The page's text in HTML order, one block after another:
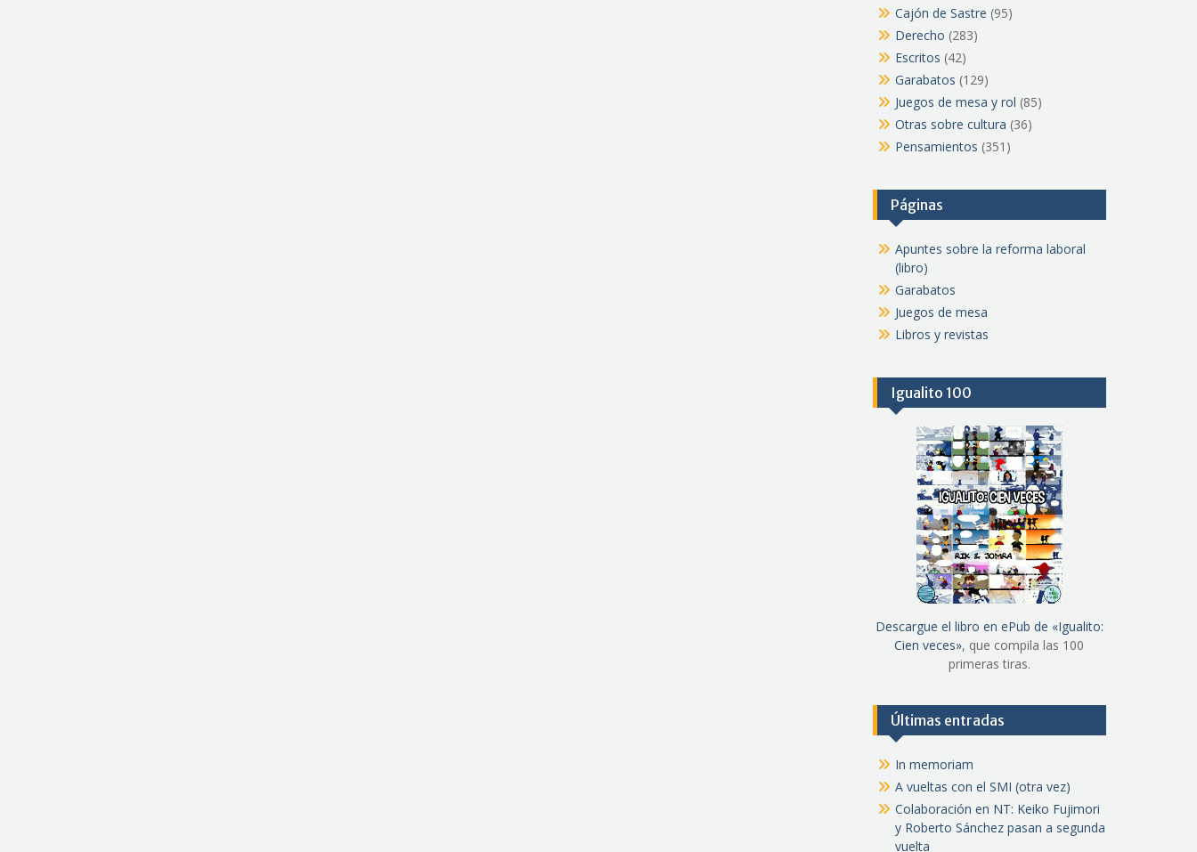
Cajón de Sastre (95)
Derecho (283)
Escritos (42)
Garabatos (129)
Juegos de mesa y rol (85)
Otras sobre cultura (36)
Pensamientos (351)
Páginas
Apuntes sobre la reforma laboral
(libro)
Garabatos
Juegos de mesa
Libros y revistas
Igualito 100
Descargue el libro en ePub de «Igualito:
Cien veces», que compila las 100
primeras tiras.
Últimas entradas
In memoriam
A vueltas con el SMI (otra vez)
Colaboración en NT: Keiko Fujimori
y Roberto Sánchez pasan a segunda
vuelta